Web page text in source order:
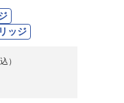
ッジ
）